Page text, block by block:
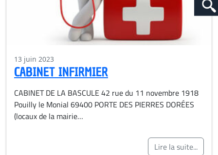
13 juin 2023
CABINET INFIRMIER
CABINET DE LA BASCULE 42 rue du 11 novembre 1918
Pouilly le Monial 69400 PORTE DES PIERRES DORÉES
(locaux de la mairie…
Lire la suite...